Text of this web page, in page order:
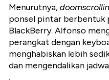
Menurutnya,
ponsel pintar berbentuk
BlackBerry. Alfonso
perangkat dengan
menghabiskan lebih
dan mengendalikan